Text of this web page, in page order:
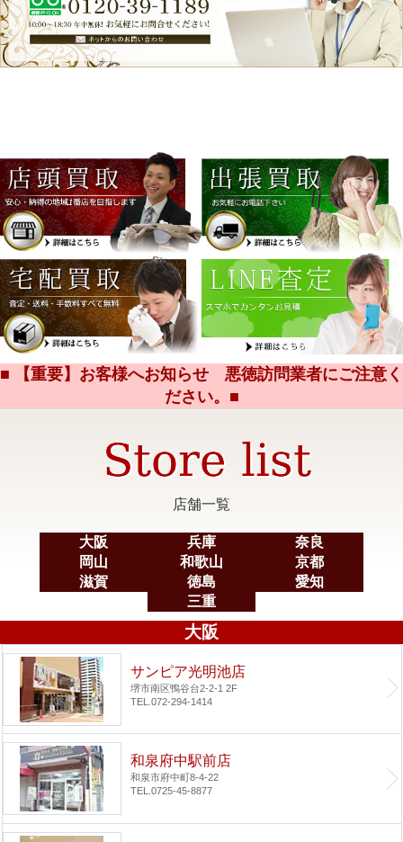
■ 【重要】お客様へお知らせ 悪徳訪問業者にご注意く
ださい。■
店舗一覧
大阪 兵庫
奈良
岡山
和歌山
京都
滋賀
徳島
愛知
三重
大阪
サンピア光明池店
堺市南区鴨谷台2-2-1 2F
TEL.072-294-1414
和泉府中駅前店
和泉市府中町8-4-22
TEL.0725-45-8877